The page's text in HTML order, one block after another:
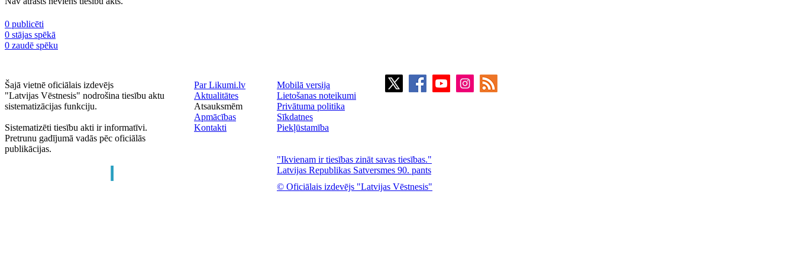
0 publicēti
0 stājas spēkā
0 zaudē spēku
Šajā vietnē oficiālais izdevējs
"Latvijas Vēstnesis" nodrošina tiesību aktu
sistematizācijas funkciju.
Sistematizēti tiesību akti ir informatīvi.
Pretrunu gadījumā vadās pēc oficiālās
publikācijas.
Par Likumi.lv
Aktualitātes
Atsauksmēm
Apmācības
Kontakti
Mobilā versija
Lietošanas noteikumi
Privātuma politika
Sīkdatnes
Piekļūstamība
"Ikvienam ir tiesības zināt savas tiesības."
Latvijas Republikas Satversmes 90. pants
© Oficiālais izdevējs "Latvijas Vēstnesis"